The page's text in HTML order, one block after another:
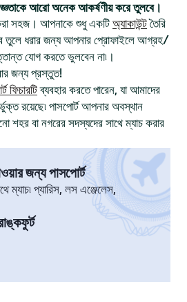
আরো অনেক আকর্ষণীয় করে তুলবে।
সহজ। আপনাকে শুধু একটি অ্যাকাউন্টতৈরি
তুলে ধরার জন্য আপনার প্রোফাইলে আগ্রহ/
যোগ করতে ভুলবেন না৷।
জন্য প্রস্তুত!
ফিচারটিব্যবহার করতে পারেন, যা আমাদের
রয়েছে৷ পাসপোর্ট আপনার অবস্থান
শহর বা নগরের সদস্যদের সাথে ম্যাচ করার
জন্য পাসপোর্ট
ম্যাচ৷ প্যারিস, লস এঞ্জেলেস,